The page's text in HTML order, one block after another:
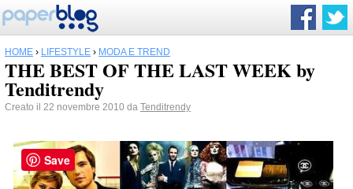
HOME › LIFESTYLE › MODA E TREND
THE BEST OF THE LAST WEEK by
Tenditrendy
Creato il 22 novembre 2010 da Tenditrendy
Save